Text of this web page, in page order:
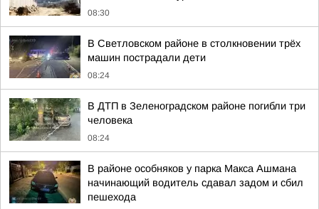
08:30
В Светловском районе в столкновении трёх
машин пострадали дети
08:24
В ДТП в Зеленоградском районе погибли три
человека
08:24
В районе особняков у парка Макса Ашмана
начинающий водитель сдавал задом и сбил
пешехода